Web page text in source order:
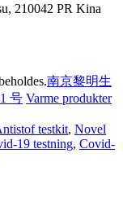
210042 PR Kina
南京黎明生
号 Varme produkter
testkit, Novel
19 testning, Covid-